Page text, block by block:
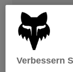
Hosen
Hosen
Jacken
Hemden
Alle anzeigen
Guards
Brillen
Socken
Alle anzeigen
Verbessern